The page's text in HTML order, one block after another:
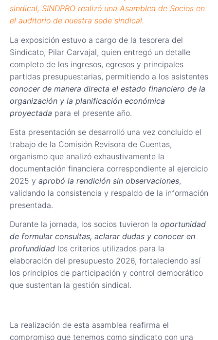
sindical, SINDPRO realizó una Asamblea de Socios en
el auditorio de nuestra sede sindical.
La exposición estuvo a cargo de la tesorera del
Sindicato, Pilar Carvajal, quien entregó un detalle
completo de los ingresos, egresos y principales
partidas presupuestarias, permitiendo a los asistentes
conocer de manera directa el estado financiero de la
organización y la planificación económica
proyectada para el presente año.
Esta presentación se desarrolló una vez concluido el
trabajo de la Comisión Revisora de Cuentas,
organismo que analizó exhaustivamente la
documentación financiera correspondiente al ejercicio
2025 y aprobó la rendición sin observaciones,
validando la consistencia y respaldo de la información
presentada.
Durante la jornada, los socios tuvieron la oportunidad
de formular consultas, aclarar dudas y conocer en
profundidad los criterios utilizados para la
elaboración del presupuesto 2026, fortaleciendo así
los principios de participación y control democrático
que sustentan la gestión sindical.
La realización de esta asamblea reafirma el
compromiso que tenemos como sindicato con una